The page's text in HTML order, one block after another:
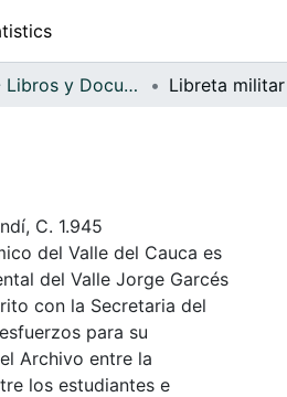
APFFVC - Libros y Documentos - Patrimonial
C. 1.945
del Valle del Cauca es
del Valle Jorge Garcés
con la Secretaria del
para su
Archivo entre la
los estudiantes e